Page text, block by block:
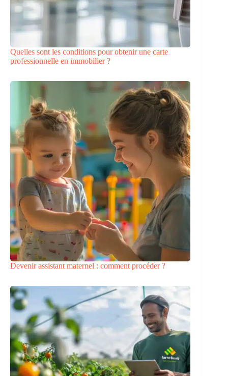
Quelles sont les conditions pour obtenir une carte
professionnelle en immobilier ?
Devenir assistant maternel : comment procéder ?